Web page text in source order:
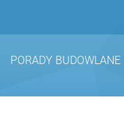
PORADY BUDOWLANE